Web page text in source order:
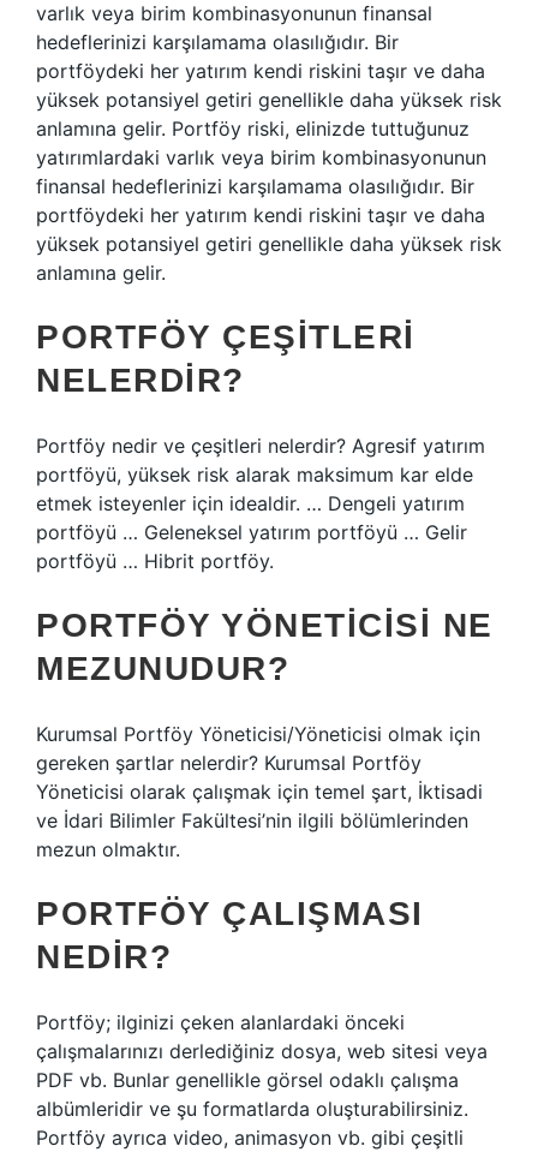
varlık veya birim kombinasyonunun finansal
hedeflerinizi karşılamama olasılığıdır. Bir
portföydeki her yatırım kendi riskini taşır ve daha
yüksek potansiyel getiri genellikle daha yüksek risk
anlamına gelir. Portföy riski, elinizde tuttuğunuz
yatırımlardaki varlık veya birim kombinasyonunun
finansal hedeflerinizi karşılamama olasılığıdır. Bir
portföydeki her yatırım kendi riskini taşır ve daha
yüksek potansiyel getiri genellikle daha yüksek risk
anlamına gelir.
PORTFÖY ÇEŞITLERI
NELERDIR?
Portföy nedir ve çeşitleri nelerdir? Agresif yatırım
portföyü, yüksek risk alarak maksimum kar elde
etmek isteyenler için idealdir. … Dengeli yatırım
portföyü … Geleneksel yatırım portföyü … Gelir
portföyü … Hibrit portföy.
PORTFÖY YÖNETICISI NE
MEZUNUDUR?
Kurumsal Portföy Yöneticisi/Yöneticisi olmak için
gereken şartlar nelerdir? Kurumsal Portföy
Yöneticisi olarak çalışmak için temel şart, İktisadi
ve İdari Bilimler Fakültesi’nin ilgili bölümlerinden
mezun olmaktır.
PORTFÖY ÇALIŞMASI
NEDIR?
Portföy; ilginizi çeken alanlardaki önceki
çalışmalarınızı derlediğiniz dosya, web sitesi veya
PDF vb. Bunlar genellikle görsel odaklı çalışma
albümleridir ve şu formatlarda oluşturabilirsiniz.
Portföy ayrıca video, animasyon vb. gibi çeşitli